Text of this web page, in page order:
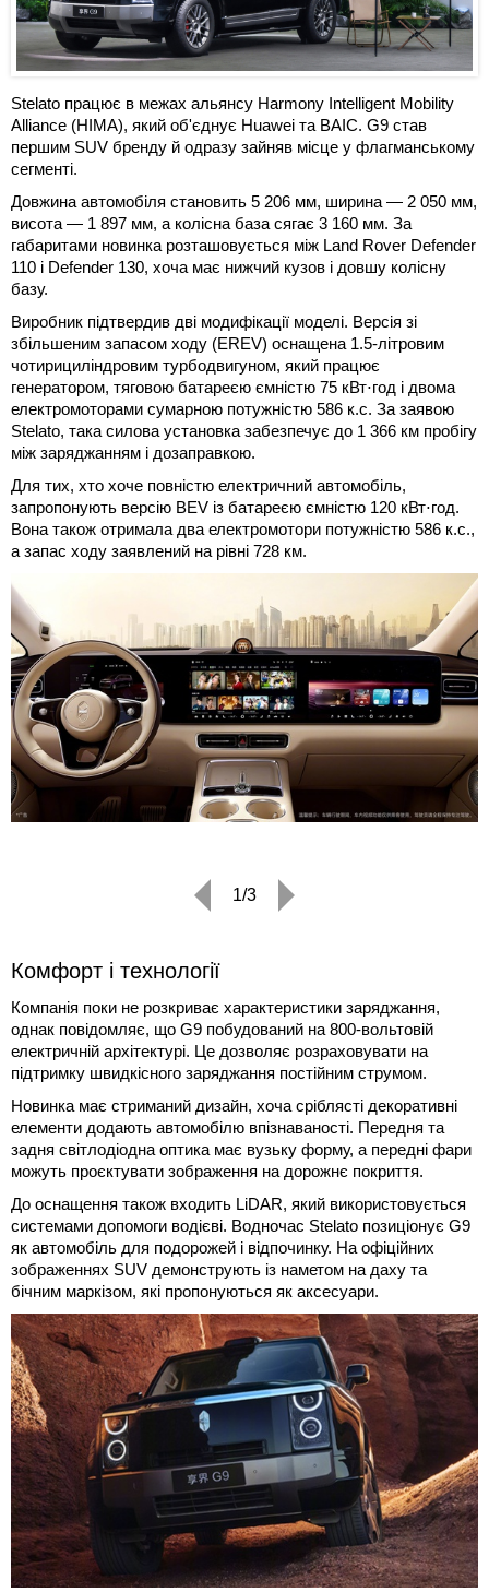
Stelato працює в межах альянсу Harmony Intelligent Mobility
Alliance (HIMA), який об'єднує Huawei та BAIC. G9 став
першим SUV бренду й одразу зайняв місце у флагманському
сегменті.
Довжина автомобіля становить 5 206 мм, ширина — 2 050 мм,
висота — 1 897 мм, а колісна база сягає 3 160 мм. За
габаритами новинка розташовується між Land Rover Defender
110 і Defender 130, хоча має нижчий кузов і довшу колісну
базу.
Виробник підтвердив дві модифікації моделі. Версія зі
збільшеним запасом ходу (EREV) оснащена 1.5-літровим
чотирициліндровим турбодвигуном, який працює
генератором, тяговою батареєю ємністю 75 кВт⋅год і двома
електромоторами сумарною потужністю 586 к.с. За заявою
Stelato, така силова установка забезпечує до 1 366 км пробігу
між заряджанням і дозаправкою.
Для тих, хто хоче повністю електричний автомобіль,
запропонують версію BEV із батареєю ємністю 120 кВт⋅год.
Вона також отримала два електромотори потужністю 586 к.с.,
а запас ходу заявлений на рівні 728 км.
1/3
Комфорт і технології
Компанія поки не розкриває характеристики заряджання,
однак повідомляє, що G9 побудований на 800-вольтовій
електричній архітектурі. Це дозволяє розраховувати на
підтримку швидкісного заряджання постійним струмом.
Новинка має стриманий дизайн, хоча сріблясті декоративні
елементи додають автомобілю впізнаваності. Передня та
задня світлодіодна оптика має вузьку форму, а передні фари
можуть проєктувати зображення на дорожнє покриття.
До оснащення також входить LiDAR, який використовується
системами допомоги водієві. Водночас Stelato позиціонує G9
як автомобіль для подорожей і відпочинку. На офіційних
зображеннях SUV демонструють із наметом на даху та
бічним маркізом, які пропонуються як аксесуари.